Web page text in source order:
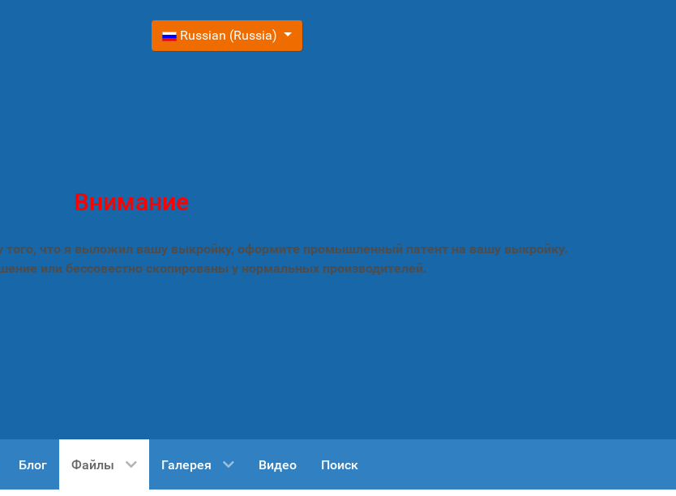
Выберите язык
Russian (Russia)
Внимание
что я выложил вашу выкройку, оформите промышленный патент на вашу выкройку.
или бессовестно скопированы у нормальных производителей.
Блог Файлы Галерея Видео Поиск